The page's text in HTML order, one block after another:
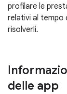
profilare le
relativi al tempo
risolverli.
delle app